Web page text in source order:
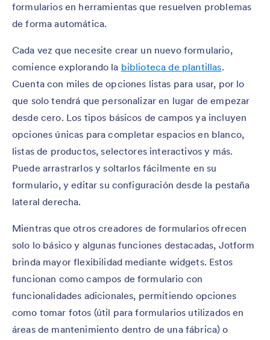
formularios en herramientas que resuelven problemas
de forma automática.
Cada vez que necesite crear un nuevo formulario,
comience explorando la biblioteca de plantillas.
Cuenta con miles de opciones listas para usar, por lo
que solo tendrá que personalizar en lugar de empezar
desde cero. Los tipos básicos de campos ya incluyen
opciones únicas para completar espacios en blanco,
listas de productos, selectores interactivos y más.
Puede arrastrarlos y soltarlos fácilmente en su
formulario, y editar su configuración desde la pestaña
lateral derecha.
Mientras que otros creadores de formularios ofrecen
solo lo básico y algunas funciones destacadas, Jotform
brinda mayor flexibilidad mediante widgets. Estos
funcionan como campos de formulario con
funcionalidades adicionales, permitiendo opciones
como tomar fotos (útil para formularios utilizados en
áreas de mantenimiento dentro de una fábrica) o